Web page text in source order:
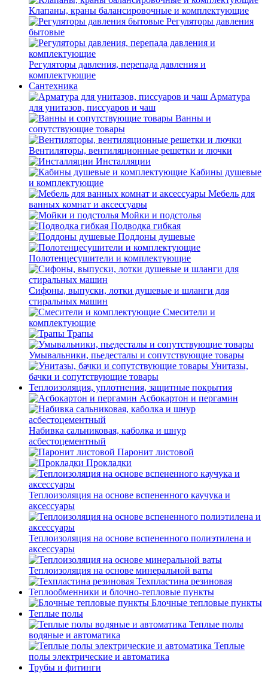
Клапаны, краны балансировочные и комплектующие
Регуляторы давления
бытовые
Регуляторы давления, перепада давления и
комплектующие
Сантехника
Арматура
для унитазов, писсуаров и чаш
Ванны и
сопутствующие товары
Вентиляторы, вентиляционные решетки и лючки
Инсталляции
Кабины душевые
и комплектующие
Мебель для
ванных комнат и аксессуары
Мойки и подстолья
Подводка гибкая
Поддоны душевые
Полотенцесушители и комплектующие
Сифоны, выпуски, лотки душевые и шланги для
стиральных машин
Смесители и
комплектующие
Трапы
Умывальники, пьедесталы и сопутствующие товары
Унитазы,
бачки и сопутствующие товары
Теплоизоляция, уплотнения, защитные покрытия
Асбокартон и пергамин
Набивка сальниковая, каболка и шнур
асбестоцементный
Паронит листовой
Прокладки
Теплоизоляция на основе вспененного каучука и
аксессуары
Теплоизоляция на основе вспененного полиэтилена и
аксессуары
Теплоизоляция на основе минеральной ваты
Техпластина резиновая
Теплообменники и блочно-тепловые пункты
Блочные тепловые пункты
Теплые полы
Теплые полы
водяные и автоматика
Теплые
полы электрические и автоматика
Трубы и фитинги